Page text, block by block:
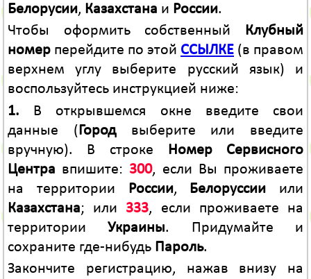
Белорусии, Казахстана и России.
Чтобы оформить собственный Клубный
номерперейдите по этой ССЫЛКЕ (в правом
верхнем углу выберите русский язык) и
воспользуйтесь инструкцией ниже:
1. В открывшемся окне введите свои
данные (Городвыберите или введите
вручную). В строке Номер Сервисного
Центра впишите: 300, если Вы проживаете
на территории России, Белоруссии или
Казахстана; или 333, если проживаете на
территорииУкраины. Придумайте и
сохраните где-нибудь Пароль.
Закончите регистрацию, нажав внизу на